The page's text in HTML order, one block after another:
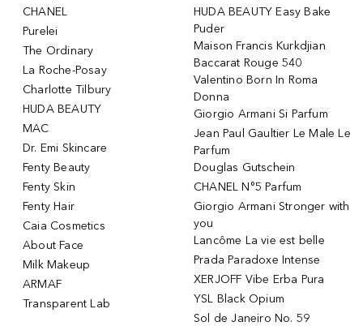
CHANEL
Purelei
The Ordinary
La Roche-Posay
Charlotte Tilbury
HUDA BEAUTY
MAC
Dr. Emi Skincare
Fenty Beauty
Fenty Skin
Fenty Hair
Caia Cosmetics
About Face
Milk Makeup
ARMAF
Transparent Lab
HUDA BEAUTY Easy Bake
Puder
Maison Francis Kurkdjian
Baccarat Rouge 540
Valentino Born In Roma
Donna
Giorgio Armani Si Parfum
Jean Paul Gaultier Le Male Le
Parfum
Douglas Gutschein
CHANEL N°5 Parfum
Giorgio Armani Stronger with
you
Lancôme La vie est belle
Prada Paradoxe Intense
XERJOFF Vibe Erba Pura
YSL Black Opium
Sol de Janeiro No. 59